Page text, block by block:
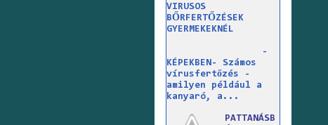
VIRUSOS
BŐRFERTŐZÉSEK
GYERMEKEKNÉL
-
KÉPEKBEN- Számos
vírusfertőzés -
amilyen például a
kanyaró, a...
PATTANÁSB